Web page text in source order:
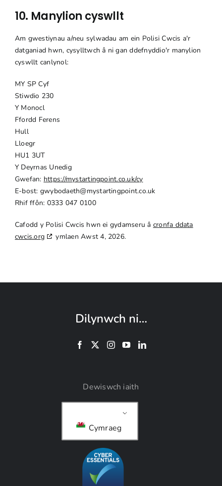
10. Manylion cyswllt
Am gwestiynau a/neu sylwadau am ein Polisi Cwcis a'r
datganiad hwn, cysylltwch â ni gan ddefnyddio'r manylion
cyswllt canlynol:
MY SP Cyf
Stiwdio 230
Y Monocl
Ffordd Ferens
Hull
Lloegr
HU1 3UT
Y Deyrnas Unedig
Gwefan: https://mystartingpoint.co.uk/cy
E-bost: gwybodaeth@mystartingpoint.co.uk
Rhif ffôn: 0333 047 0100
Cafodd y Polisi Cwcis hwn ei gydamseru â cronfa ddata
cwcis.org
ymlaen Awst 4, 2026.
Dilynwch ni…
Dewiswch iaith
Cymraeg